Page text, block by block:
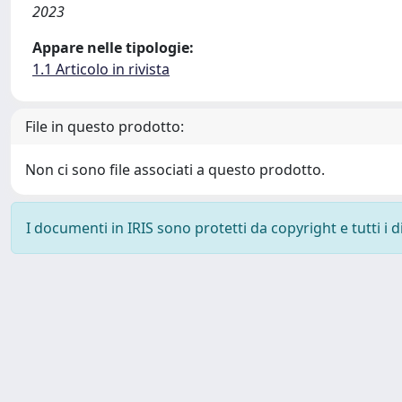
2023
Appare nelle tipologie:
1.1 Articolo in rivista
File in questo prodotto:
Non ci sono file associati a questo prodotto.
I documenti in IRIS sono protetti da copyright e tutti i